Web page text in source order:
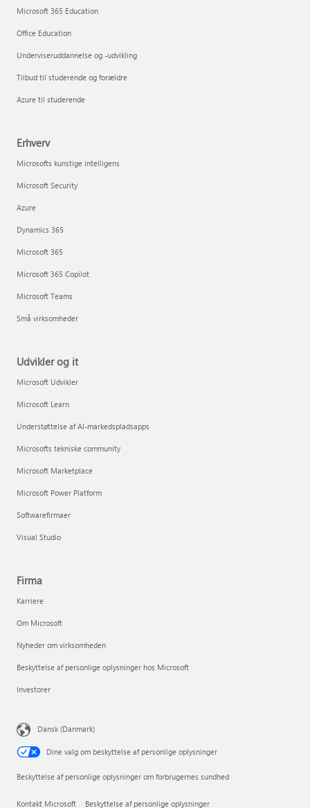
Microsoft 365 Education
Office Education
Underviseruddannelse og -udvikling
Tilbud til studerende og forældre
Azure til studerende
Erhverv
Microsofts kunstige intelligens
Microsoft Security
Azure
Dynamics 365
Microsoft 365
Microsoft 365 Copilot
Microsoft Teams
Små virksomheder
Udvikler og it
Microsoft Udvikler
Microsoft Learn
Understøttelse af AI-markedspladsapps
Microsofts tekniske community
Microsoft Marketplace
Microsoft Power Platform
Softwarefirmaer
Visual Studio
Firma
Karriere
Om Microsoft
Nyheder om virksomheden
Beskyttelse af personlige oplysninger hos Microsoft
Investorer
Dansk (Danmark)
Dine valg om beskyttelse af personlige oplysninger
Beskyttelse af personlige oplysninger om forbrugernes sundhed
Kontakt Microsoft Beskyttelse af personlige oplysninger